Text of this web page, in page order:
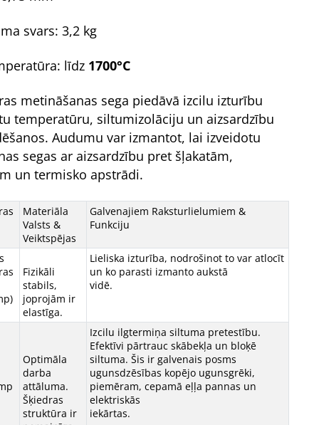
svars: 3,2 kg
: līdz 1700°C
metināšanas sega piedāvā izcilu izturību
temperatūru, siltumizolāciju un aizsardzību
Audumu var izmantot, lai izveidotu
segas ar aizsardzību pret šļakatām,
un termisko apstrādi.
Materiāla
Valsts &
Veiktspējas
Galvenajiem Raksturlielumiem &
Funkciju
Fizikāli
stabils,
joprojām ir
elastīga.
Lieliska izturība, nodrošinot to var atlocīt
un ko parasti izmanto aukstā
vidē.
Optimāla
darba
attāluma.
Šķiedras
struktūra ir
Izcilu ilgtermiņa siltuma pretestību.
Efektīvi pārtrauc skābekļa un bloķē
siltuma. Šis ir galvenais posms
ugunsdzēsības kopējo ugunsgrēki,
piemēram, cepamā eļļa pannas un
elektriskās
iekārtas.